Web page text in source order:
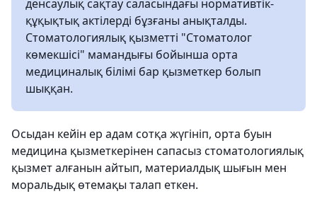
денсаулық сақтау саласындағы нормативтік-
құқықтық актілерді бұзғаны анықталды.
Стоматологиялық қызметті "Стоматолог
көмекшісі" мамандығы бойынша орта
медициналық білімі бар қызметкер болып
шыққан.
Осыдан кейін ер адам сотқа жүгініп, орта буын
медицина қызметкерінен сапасыз стоматологиялық
қызмет алғанын айтып, материалдық шығын мен
моральдық өтемақы талап еткен.